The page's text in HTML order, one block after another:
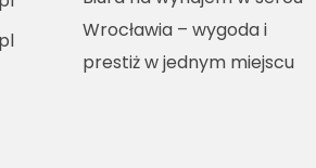
Wrocławia – wygoda i
prestiż w jednym miejscu